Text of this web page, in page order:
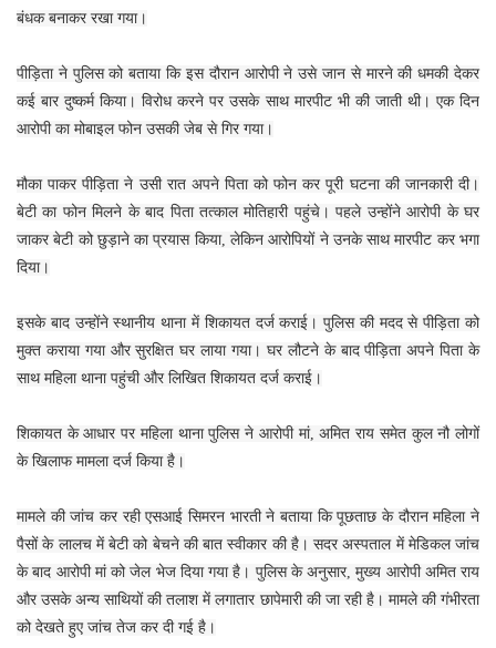
बंधक बनाकर रखा गया।
पीड़िता ने पुलिस को बताया कि इस दौरान आरोपी ने उसे जान से मारने की धमकी देकर
कई बार दुष्कर्म किया। विरोध करने पर उसके साथ मारपीट भी की जाती थी। एक दिन
आरोपी का मोबाइल फोन उसकी जेब से गिर गया।
मौका पाकर पीड़िता ने उसी रात अपने पिता को फोन कर पूरी घटना की जानकारी दी।
बेटी का फोन मिलने के बाद पिता तत्काल मोतिहारी पहुंचे। पहले उन्होंने आरोपी के घर
जाकर बेटी को छुड़ाने का प्रयास किया, लेकिन आरोपियों ने उनके साथ मारपीट कर भगा
दिया।
इसके बाद उन्होंने स्थानीय थाना में शिकायत दर्ज कराई। पुलिस की मदद से पीड़िता को
मुक्त कराया गया और सुरक्षित घर लाया गया। घर लौटने के बाद पीड़िता अपने पिता के
साथ महिला थाना पहुंची और लिखित शिकायत दर्ज कराई।
शिकायत के आधार पर महिला थाना पुलिस ने आरोपी मां, अमित राय समेत कुल नौ लोगों
के खिलाफ मामला दर्ज किया है।
मामले की जांच कर रही एसआई सिमरन भारती ने बताया कि पूछताछ के दौरान महिला ने
पैसों के लालच में बेटी को बेचने की बात स्वीकार की है। सदर अस्पताल में मेडिकल जांच
के बाद आरोपी मां को जेल भेज दिया गया है। पुलिस के अनुसार, मुख्य आरोपी अमित राय
और उसके अन्य साथियों की तलाश में लगातार छापेमारी की जा रही है। मामले की गंभीरता
को देखते हुए जांच तेज कर दी गई है।